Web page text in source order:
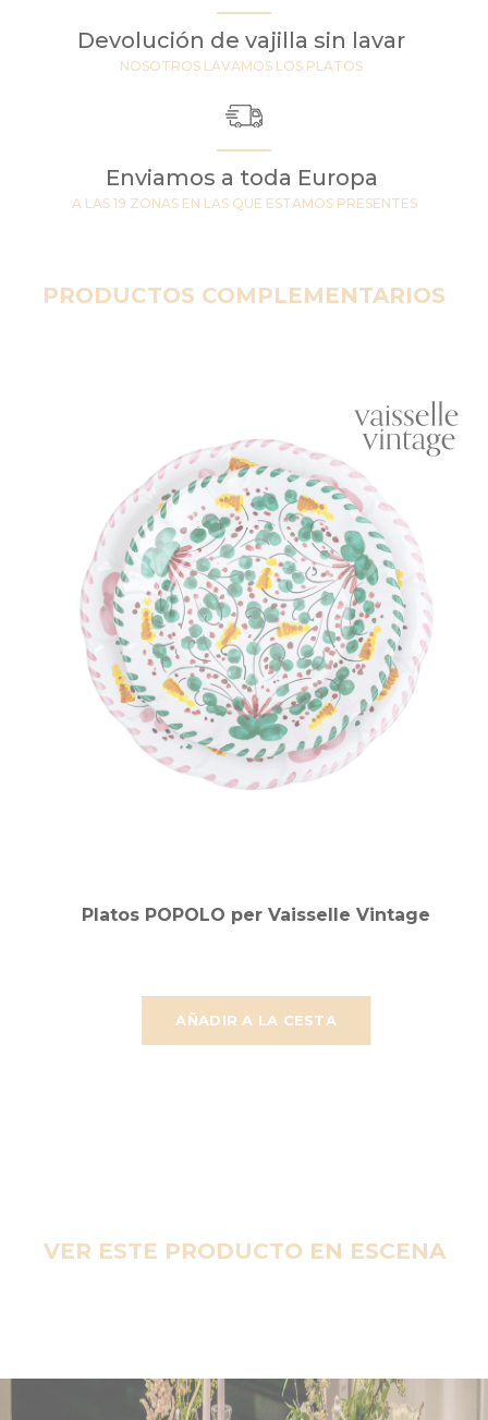
Devolución de vajilla sin lavar
NOSOTROS LAVAMOS LOS PLATOS
Enviamos a toda Europa
A LAS 19 ZONAS EN LAS QUE ESTAMOS PRESENTES
PRODUCTOS COMPLEMENTARIOS
AÑADIR A LA CESTA
Platos POPOLO per Vaisselle Vintage
VER ESTE PRODUCTO EN ESCENA